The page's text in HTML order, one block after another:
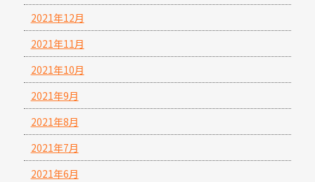
2021年12月
2021年11月
2021年10月
2021年9月
2021年8月
2021年7月
2021年6月